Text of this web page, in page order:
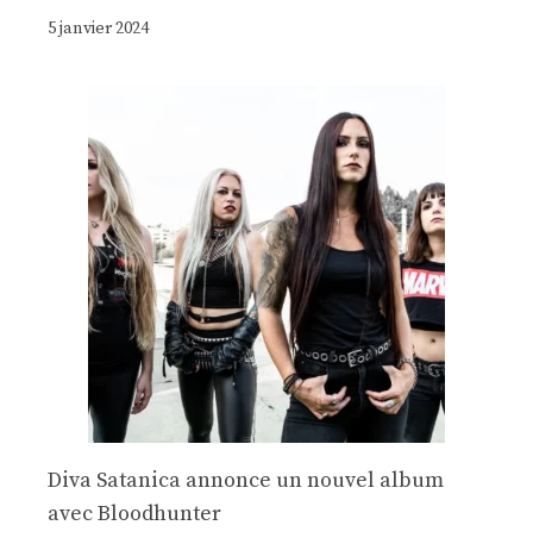
5 janvier 2024
Diva Satanica annonce un nouvel album
avec Bloodhunter